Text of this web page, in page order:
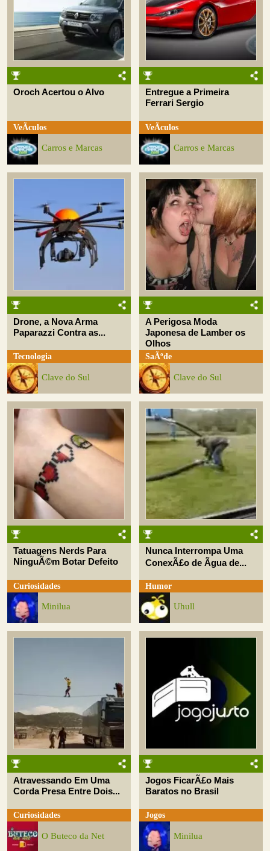
Oroch Acertou o Alvo
VeÃ­culos
Carros e Marcas
Entregue a Primeira
Ferrari Sergio
VeÃ­culos
Carros e Marcas
Drone, a Nova Arma
Paparazzi Contra as...
Tecnologia
Clave do Sul
A Perigosa Moda
Japonesa de Lamber os
Olhos
SaÃºde
Clave do Sul
Tatuagens Nerds Para
NinguÃ©m Botar Defeito
Curiosidades
Minilua
Nunca Interrompa Uma
ConexÃ£o de Ãgua de...
Humor
Uhull
Atravessando Em Uma
Corda Presa Entre Dois...
Curiosidades
O Buteco da Net
Jogos FicarÃ£o Mais
Baratos no Brasil
Jogos
Minilua